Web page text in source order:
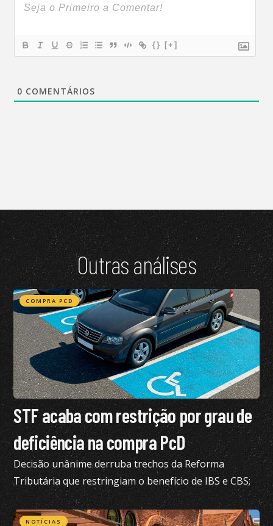
{} [+]
0 COMENTÁRIOS
Outras análises
COMPRA PCD
STF acaba com restrição por grau de
deficiência na compra PcD
Decisão unânime derruba trechos da Reforma
Tributária que restringiam o benefício de IBS e CBS;
confira todos os detalhes
NOTÍCIAS